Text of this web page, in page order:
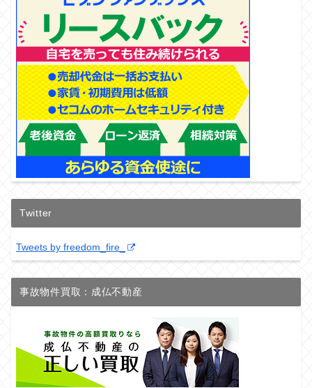
Twitter
Tweets by freedom_fire_
事故物件買取：成仏不動産